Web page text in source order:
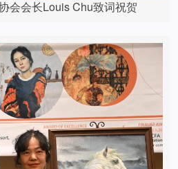
会会长Louis Chu致词祝贺